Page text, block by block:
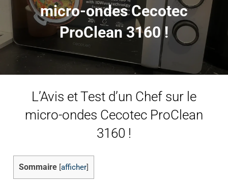
micro-ondes Cecotec
ProClean 3160 !
L’Avis et Test d’un Chef sur le
micro-ondes Cecotec ProClean
3160 !
Sommaire afficher]